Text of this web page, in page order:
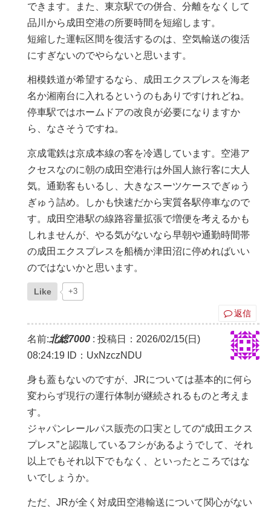
できます。また、東京駅での併合、分離をなくして
品川から成田空港の所要時間を短縮します。
短縮した運転区間を復活するのは、空気輸送の復活
にすぎないのでやらないと思います。
相模鉄道が希望するなら、成田エクスプレスを海老
名か湘南台に入れるというのもありですけれどね。
停車駅ではホームドアの改良が必要になりますか
ら、なさそうですね。
京成電鉄は京成本線の客を冷遇しています。空港ア
クセスなのに朝の成田空港行は外国人旅行客に大人
気。通勤客もいるし、大きなスーツケースでぎゅう
ぎゅう詰め。しかも快速だから実質各駅停車なので
す。成田空港駅の線路容量拡張で増便を考えるかも
しれませんが、やる気がないなら早朝や通勤時間帯
の成田エクスプレスを船橋か津田沼に停めればいい
のではないかと思います。
Like +3
返信
名前:北総7000 : 投稿日：2026/02/15(日)
08:24:19 ID：UxNzczNDU
身も蓋もないのですが、JRについては基本的に何ら
変わらず現行の運行体制が継続されるものと考えま
す。
ジャパンレールパス販売の口実としての“成田エクス
プレス”と認識しているフシがあるようでして、それ
以上でもそれ以下でもなく、といったところではな
いでしょうか。
ただ、JRが全く対成田空港輸送について関心がない